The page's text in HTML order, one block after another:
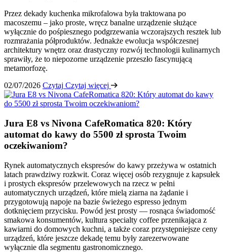
Przez dekady kuchenka mikrofalowa była traktowana po
macoszemu – jako proste, wręcz banalne urządzenie służące
wyłącznie do pośpiesznego podgrzewania wczorajszych resztek lub
rozmrażania półproduktów. Jednakże ewolucja współczesnej
architektury wnętrz oraz drastyczny rozwój technologii kulinarnych
sprawiły, że to niepozorne urządzenie przeszło fascynującą
metamorfozę.
02/07/2026 Czytaj Czytaj więcej
Jura E8 vs Nivona CafeRomatica 820: Który
automat do kawy do 5500 zł sprosta Twoim
oczekiwaniom?
Rynek automatycznych ekspresów do kawy przeżywa w ostatnich
latach prawdziwy rozkwit. Coraz więcej osób rezygnuje z kapsułek
i prostych ekspresów przelewowych na rzecz w pełni
automatycznych urządzeń, które mielą ziarna na żądanie i
przygotowują napoje na bazie świeżego espresso jednym
dotknięciem przycisku. Powód jest prosty — rosnąca świadomość
smakowa konsumentów, kultura specialty coffee przenikająca z
kawiarni do domowych kuchni, a także coraz przystępniejsze ceny
urządzeń, które jeszcze dekadę temu były zarezerwowane
wyłącznie dla segmentu gastronomicznego.